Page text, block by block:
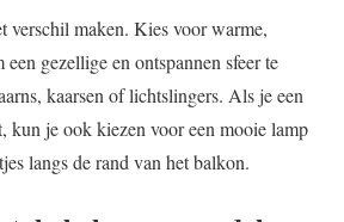
verschil maken. Kies voor warme,
gezellige en ontspannen sfeer te
kaarsen of lichtslingers. Als je een
kun je ook kiezen voor een mooie lamp
langs de rand van het balkon.